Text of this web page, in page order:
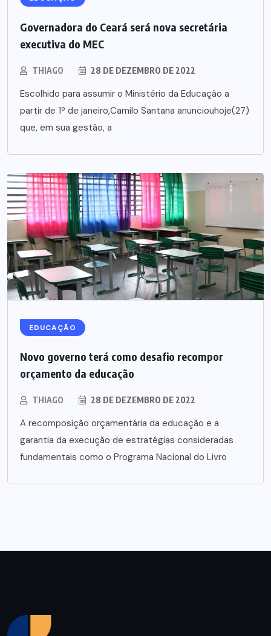
Governadora do Ceará será nova secretária
executiva do MEC
THIAGO 28 DE DEZEMBRO DE 2022
Escolhido para assumir o Ministério da Educação a
partir de 1º de janeiro,Camilo Santana anunciouhoje(27)
que, em sua gestão, a
EDUCAÇÃO
Novo governo terá como desafio recompor
orçamento da educação
THIAGO 28 DE DEZEMBRO DE 2022
A recomposição orçamentária da educação e a
garantia da execução de estratégias consideradas
fundamentais como o Programa Nacional do Livro